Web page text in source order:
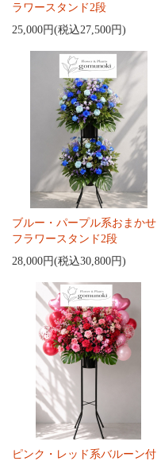
ラワースタンド2段
25,000円(税込27,500円)
ブルー・パープル系おまかせ
フラワースタンド2段
28,000円(税込30,800円)
ピンク・レッド系バルーン付